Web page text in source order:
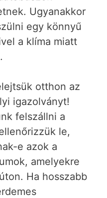
Ugyanakkor
egy könnyű
a klíma miatt
otthon az
igazolványt!
felszállni a
le,
e azok a
amelyekre
Ha hosszabb